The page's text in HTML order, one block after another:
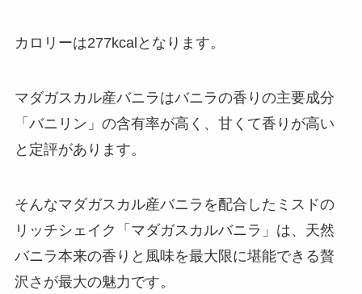
カロリーは277kcalとなります。
マダガスカル産バニラはバニラの香りの主要成分
「バニリン」の含有率が高く、甘くて香りが高い
と定評があります。
そんなマダガスカル産バニラを配合したミスドの
リッチシェイク「マダガスカルバニラ」は、天然
バニラ本来の香りと風味を最大限に堪能できる贅
沢さが最大の魅力です。